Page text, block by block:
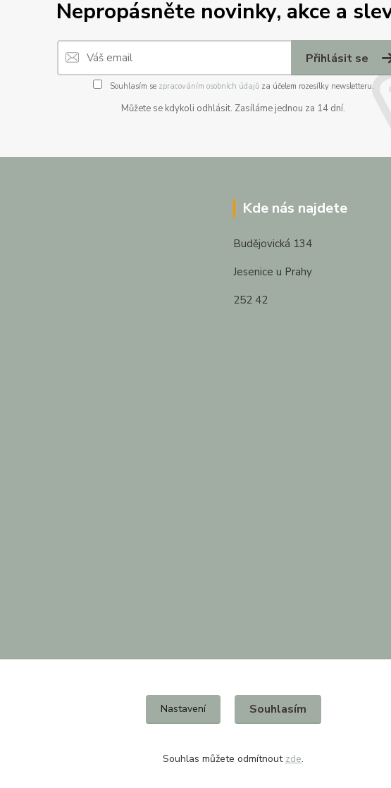
Nepropásněte novinky, akce a
Přihlásit se
Souhlasím se zpracováním osobních údajůza účelem rozesílky newsletteru.
Můžete se kdykoli odhlásit. Zasíláme jednou za 14 dní.
Kde nás najdete
Budějovická 134
Jesenice u Prahy
252 42
Nastavení Souhlasím
Souhlas můžete odmítnout zde.